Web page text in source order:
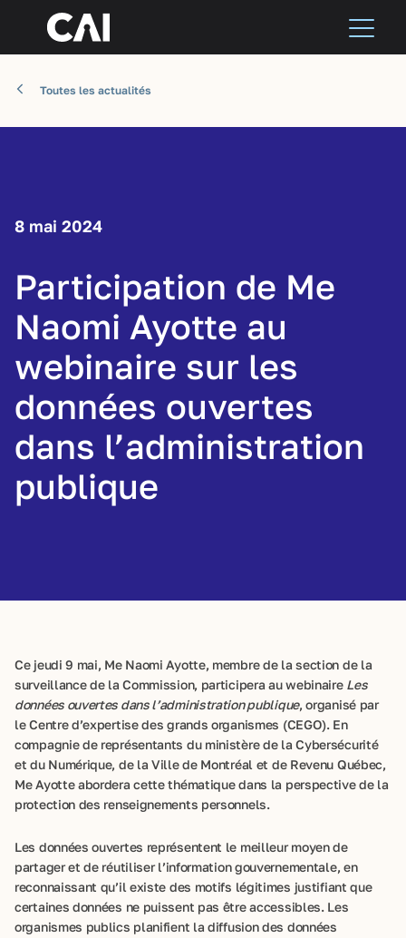
Toutes les actualités
8 mai 2024
Participation de Me
Naomi Ayotte au
webinaire sur les
données ouvertes
dans l’administration
publique
Ce jeudi 9 mai, Me Naomi Ayotte, membre de la section de la
surveillance de la Commission, participera au webinaire Les
données ouvertes dans l’administration publique, organisé par
le Centre d’expertise des grands organismes (CEGO). En
compagnie de représentants du ministère de la Cybersécurité
et du Numérique, de la Ville de Montréal et de Revenu Québec,
Me Ayotte abordera cette thématique dans la perspective de la
protection des renseignements personnels.
Les données ouvertes représentent le meilleur moyen de
partager et de réutiliser l’information gouvernementale, en
reconnaissant qu’il existe des motifs légitimes justifiant que
certaines données ne puissent pas être accessibles. Les
organismes publics planifient la diffusion des données